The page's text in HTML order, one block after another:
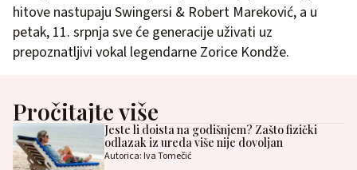
hitove nastupaju Swingersi & Robert Mareković, a u
petak, 11. srpnja sve će generacije uživati uz
prepoznatljivi vokal legendarne Zorice Kondže.
Pročitajte više
Jeste li doista na godišnjem? Zašto fizički
odlazak iz ureda više nije dovoljan
Autorica: Iva Tomečić